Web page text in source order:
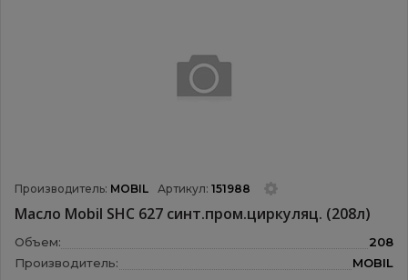
Производитель: MOBIL Артикул: 151988
Масло Mobil SHC 627 синт.пром.циркуляц. (208л)
Объем:
208
Производитель:
MOBIL